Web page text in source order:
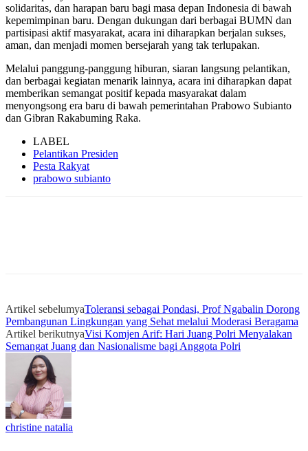
solidaritas, dan harapan baru bagi masa depan Indonesia di bawah
kepemimpinan baru. Dengan dukungan dari berbagai BUMN dan
partisipasi aktif masyarakat, acara ini diharapkan berjalan sukses,
aman, dan menjadi momen bersejarah yang tak terlupakan.
Melalui panggung-panggung hiburan, siaran langsung pelantikan,
dan berbagai kegiatan menarik lainnya, acara ini diharapkan dapat
memberikan semangat positif kepada masyarakat dalam
menyongsong era baru di bawah pemerintahan Prabowo Subianto
dan Gibran Rakabuming Raka.
LABEL
Pelantikan Presiden
Pesta Rakyat
prabowo subianto
Artikel sebelumyaToleransi sebagai Pondasi, Prof Ngabalin Dorong
Pembangunan Lingkungan yang Sehat melalui Moderasi Beragama
Artikel berikutnyaVisi Komjen Arif: Hari Juang Polri Menyalakan
Semangat Juang dan Nasionalisme bagi Anggota Polri
christine natalia